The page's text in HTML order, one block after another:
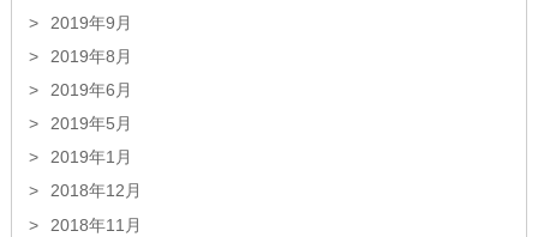
2019年9月
2019年8月
2019年6月
2019年5月
2019年1月
2018年12月
2018年11月